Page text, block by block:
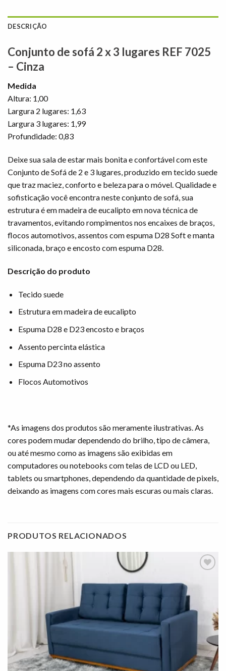
DESCRIÇÃO
Conjunto de sofá 2 x 3 lugares REF 7025
– Cinza
Medida
Altura: 1,00
Largura 2 lugares: 1,63
Largura 3 lugares: 1,99
Profundidade: 0,83
Deixe sua sala de estar mais bonita e confortável com este
Conjunto de Sofá de 2 e 3 lugares, produzido em tecido suede
que traz maciez, conforto e beleza para o móvel. Qualidade e
sofisticação você encontra neste conjunto de sofá, sua
estrutura é em madeira de eucalipto em nova técnica de
travamentos, evitando rompimentos nos encaixes de braços,
flocos automotivos, assentos com espuma D28 Soft e manta
siliconada, braço e encosto com espuma D28.
Descrição do produto
Tecido suede
Estrutura em madeira de eucalipto
Espuma D28 e D23 encosto e braços
Assento percinta elástica
Espuma D23 no assento
Flocos Automotivos
*As imagens dos produtos são meramente ilustrativas. As
cores podem mudar dependendo do brilho, tipo de câmera,
ou até mesmo como as imagens são exibidas em
computadores ou notebooks com telas de LCD ou LED,
tablets ou smartphones, dependendo da quantidade de pixels,
deixando as imagens com cores mais escuras ou mais claras.
PRODUTOS RELACIONADOS
Adicionar
desejos"